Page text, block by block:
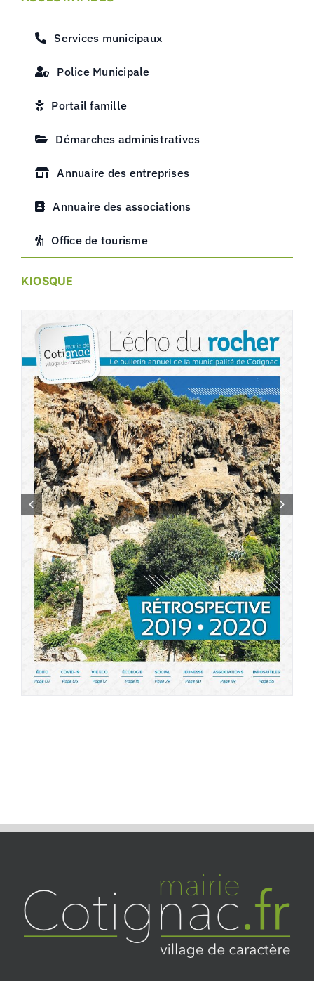
Services municipaux
Police Municipale
Portail famille
Démarches administratives
Annuaire des entreprises
Annuaire des associations
Office de tourisme
KIOSQUE